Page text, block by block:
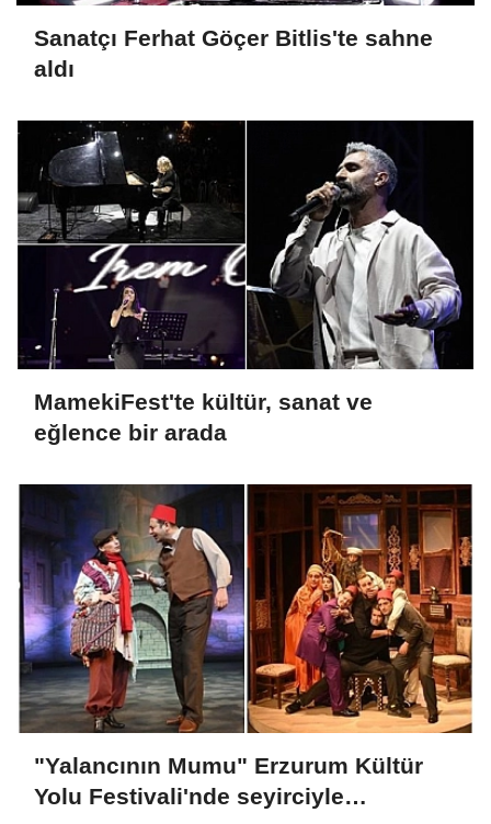
Sanatçı Ferhat Göçer Bitlis'te sahne
aldı
MamekiFest'te kültür, sanat ve
eğlence bir arada
"Yalancının Mumu" Erzurum Kültür
Yolu Festivali'nde seyirciyle